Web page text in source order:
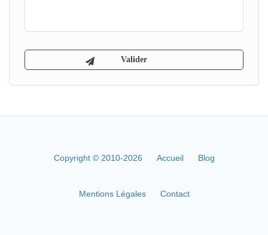
Copyright © 2010-2026 Accueil Blog
Mentions Légales Contact